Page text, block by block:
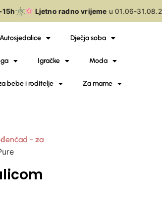
Ljetno radno vrijemeu 01.06-
Autosjedalice Dječja soba
Igračke Moda
bebe i roditelje Za mame
- za